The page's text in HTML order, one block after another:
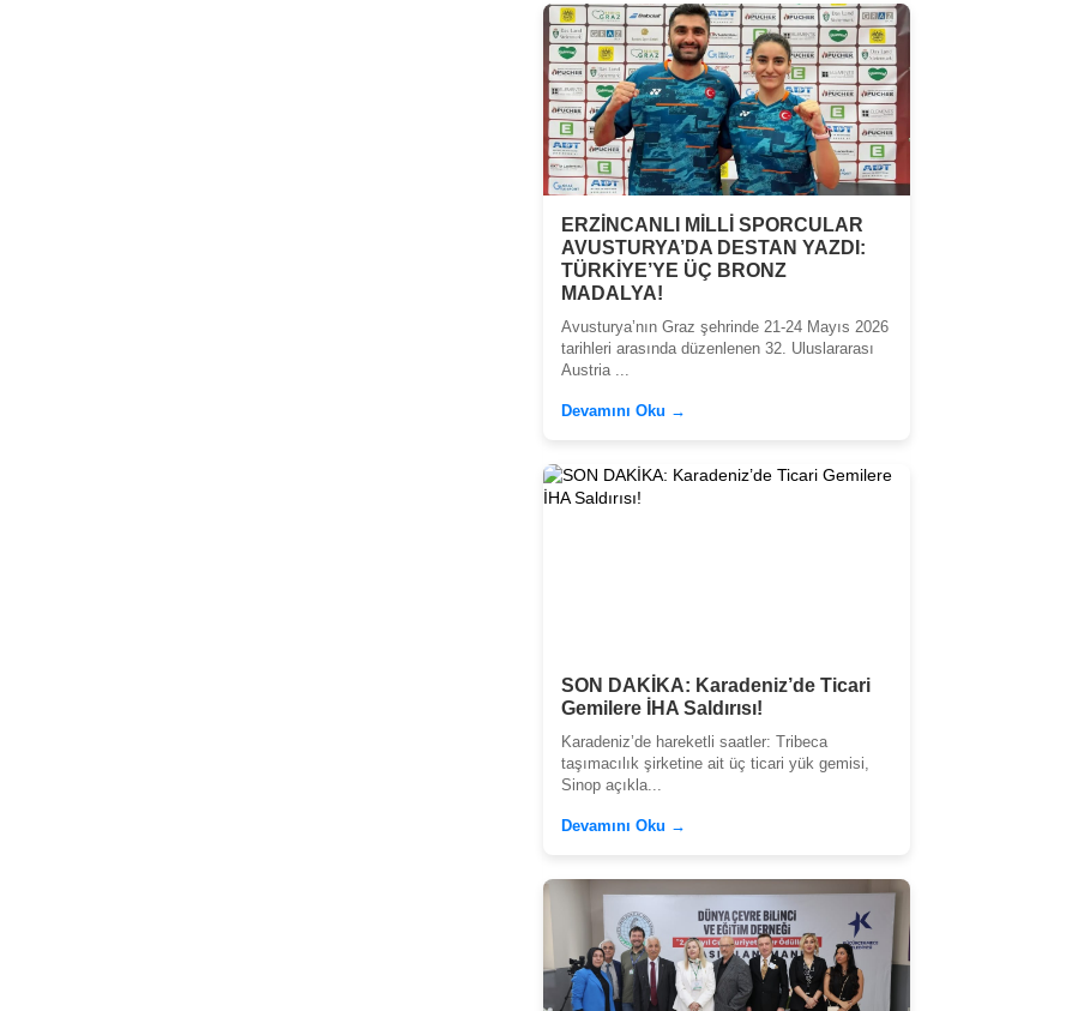
ERZİNCANLI MİLLİ SPORCULAR
AVUSTURYA’DA DESTAN YAZDI:
TÜRKİYE’YE ÜÇ BRONZ
MADALYA!
Avusturya’nın Graz şehrinde 21-24 Mayıs 2026
tarihleri arasında düzenlenen 32. Uluslararası
Austria ...
Devamını Oku →
SON DAKİKA: Karadeniz’de Ticari
Gemilere İHA Saldırısı!
Karadeniz’de hareketli saatler: Tribeca
taşımacılık şirketine ait üç ticari yük gemisi,
Sinop açıkla...
Devamını Oku →